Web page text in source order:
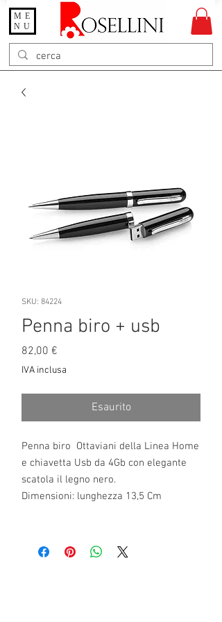
Gioielleria Rosellini
Rosellini online
ME
NU
SKU: 84224
Penna biro + usb
82,00 €
IVA inclusa
Esaurito
Penna biro Ottaviani della Linea Home
e chiavetta Usb da 4Gb con elegante
scatola il legno nero.
Dimensioni: lunghezza 13,5 Cm